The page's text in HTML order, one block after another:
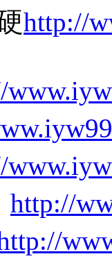
http://
http://